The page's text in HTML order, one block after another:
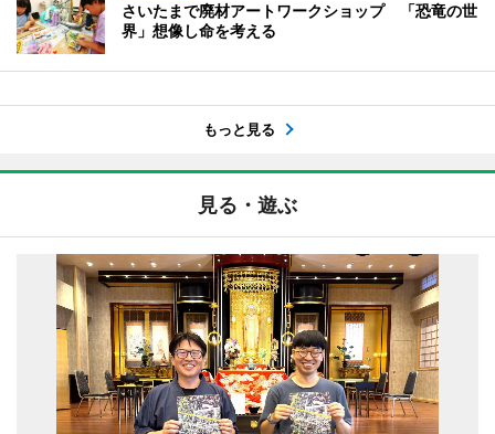
さいたまで廃材アートワークショップ 「恐竜の世
界」想像し命を考える
もっと見る
見る・遊ぶ